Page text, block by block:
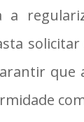
a
que